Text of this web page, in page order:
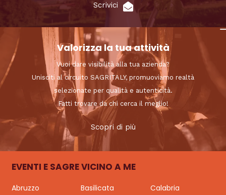
Scrivici
Valorizza la tua attività
Vuoi dare visibilità alla tua azienda?
Unisciti al circuito SAGRITALY, promuoviamo realtà
selezionate per qualità e autenticità.
Fatti trovare da chi cerca il meglio!
Scopri di più
EVENTI E SAGRE VICINO A ME
Abruzzo Basilicata
Calabria